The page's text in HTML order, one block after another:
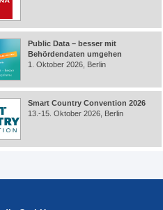
Public Data – besser mit
Behördendaten umgehen
1. Oktober 2026, Berlin
Smart Country Convention 2026
13.-15. Oktober 2026, Berlin